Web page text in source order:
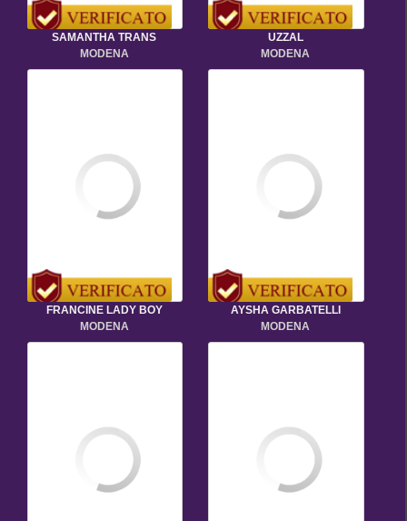
SAMANTHA TRANS
MODENA
UZZAL
MODENA
FRANCINE LADY BOY
MODENA
AYSHA GARBATELLI
MODENA